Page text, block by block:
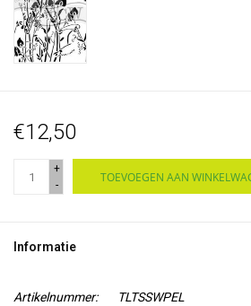
€12,50
+
-
TOEVOEGEN AAN
Informatie
Artikelnummer:
TLTSSWPEL